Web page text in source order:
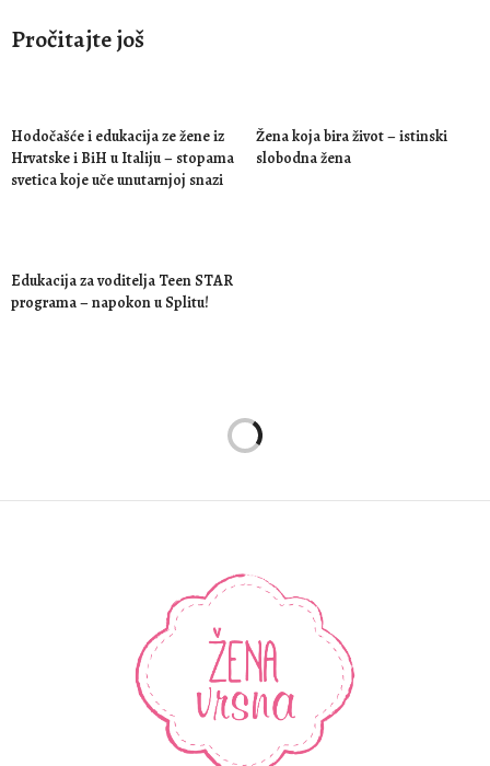
Pročitajte još
Hodočašće i edukacija ze žene iz
Hrvatske i BiH u Italiju – stopama
svetica koje uče unutarnjoj snazi
Žena koja bira život – istinski
slobodna žena
Edukacija za voditelja Teen STAR
programa – napokon u Splitu!